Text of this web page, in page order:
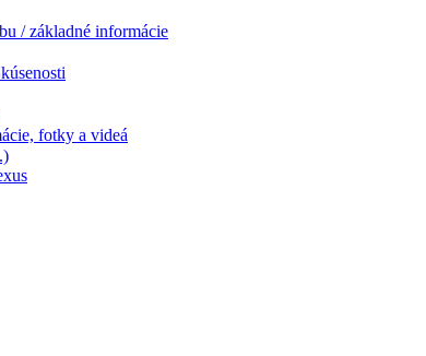
/ základné informácie
fotky a videá